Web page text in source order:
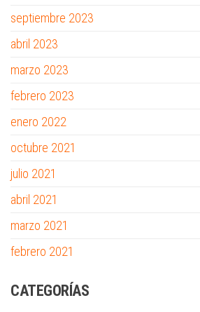
septiembre 2023
abril 2023
marzo 2023
febrero 2023
enero 2022
octubre 2021
julio 2021
abril 2021
marzo 2021
febrero 2021
CATEGORÍAS